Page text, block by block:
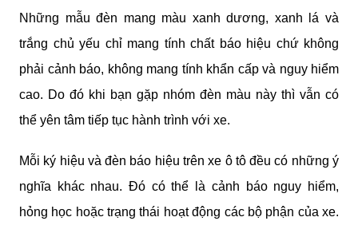
Những mẫu đèn mang màu xanh dương, xanh lá và
trắng chủ yếu chỉ mang tính chất báo hiệu chứ không
phải cảnh báo, không mang tính khẩn cấp và nguy hiểm
cao. Do đó khi bạn gặp nhóm đèn màu này thì vẫn có
thể yên tâm tiếp tục hành trình với xe.
Mỗi ký hiệu và đèn báo hiệu trên xe ô tô đều có những ý
nghĩa khác nhau. Đó có thể là cảnh báo nguy hiểm,
hỏng học hoặc trạng thái hoạt động các bộ phận của xe.